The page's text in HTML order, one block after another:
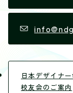
日本デザイナ
校友会のご案内